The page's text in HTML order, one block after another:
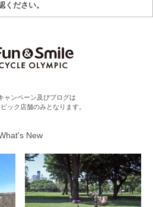
ください。
ャンペーン及びブログは
ック店舗のみとなります。
New